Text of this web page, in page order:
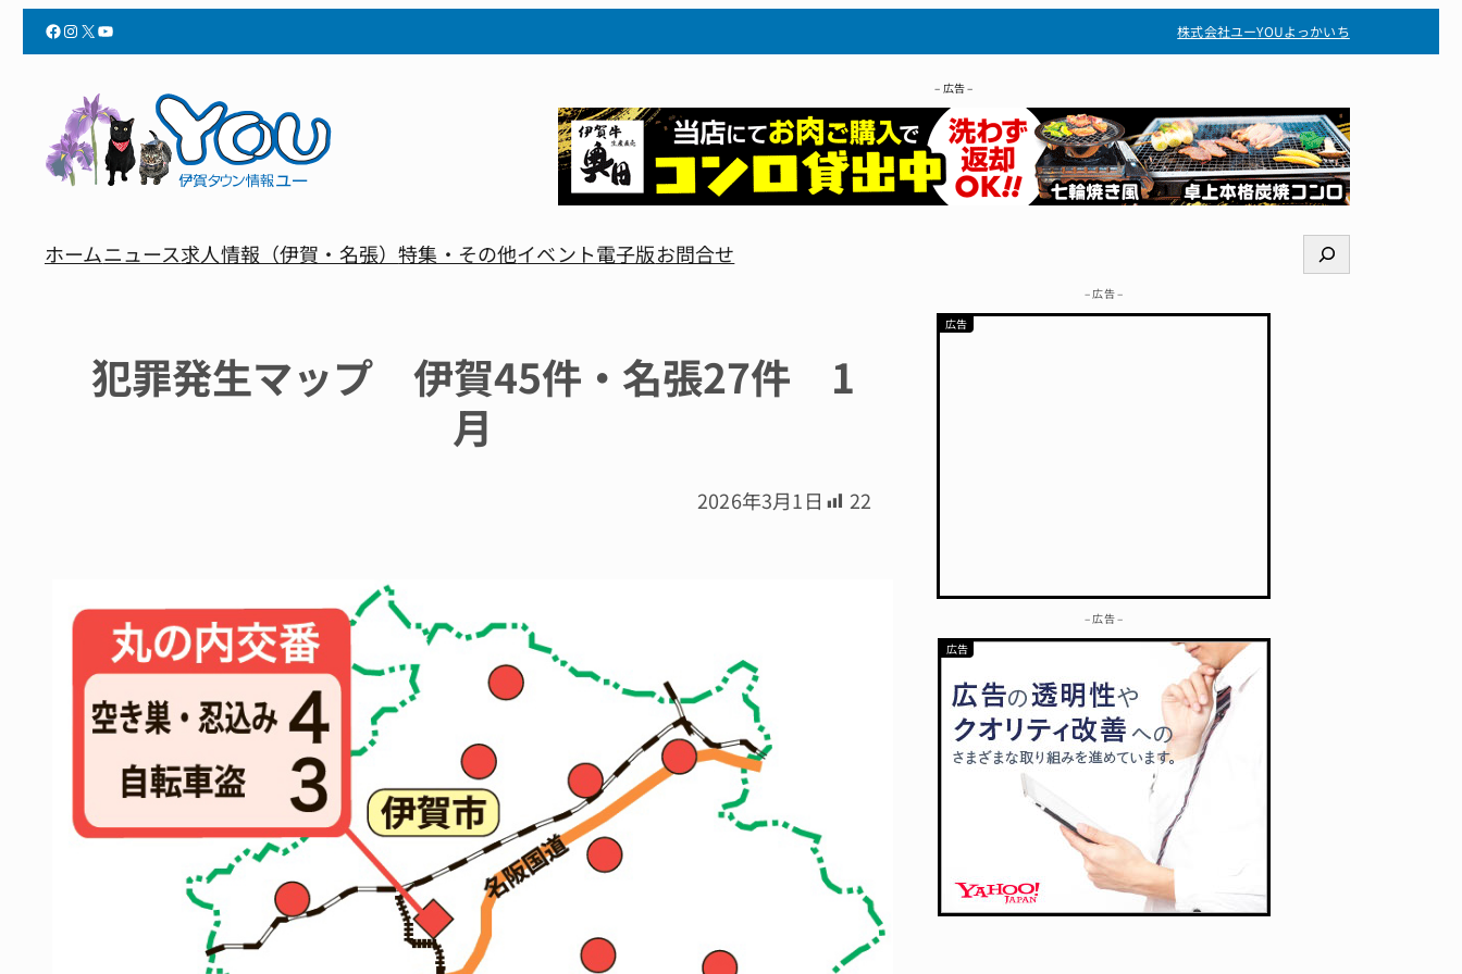
Facebook InstagramX YouTube 株式会社ユーYOUよっかいち
– 広告 –
ホームニュース求人情報（伊賀・名張）特集・その他イベント電子版お問合せ
検
索
犯罪発生マップ 伊賀45件・名張27件 1
月
2026年3月1日 22
– 広告 –
– 広告 –